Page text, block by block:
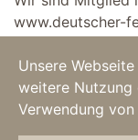
Unsere
weitere Nutzung
Verwendung
www.deutscher-
Home|